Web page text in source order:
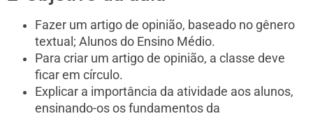
Fazer um artigo de opinião, baseado no gênero
textual; Alunos do Ensino Médio.
Para criar um artigo de opinião, a classe deve
ficar em círculo.
Explicar a importância da atividade aos alunos,
ensinando-os os fundamentos da